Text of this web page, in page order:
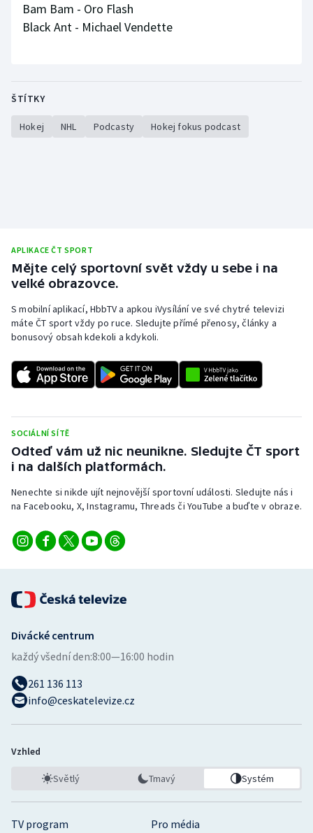
Plážový volejbal
Triatlon
Veslování
Vodní slalom
Ostatní
Bam Bam - Oro Flash
Black Ant - Michael Vendette
ŠTÍTKY
Hokej NHL Podcasty Hokej fokus podcast
APLIKACE ČT SPORT
Mějte celý sportovní svět vždy u sebe i na
velké obrazovce.
S mobilní aplikací, HbbTV a apkou iVysílání ve své chytré televizi
máte ČT sport vždy po ruce. Sledujte přímé přenosy, články a
bonusový obsah kdekoli a kdykoli.
SOCIÁLNÍ SÍTĚ
Odteď vám už nic neunikne. Sledujte ČT sport
i na dalších platformách.
Nenechte si nikde ujít nejnovější sportovní události. Sledujte nás i
na Facebooku, X, Instagramu, Threads či YouTube a buďte v obraze.
TV program
Pro média
Divácké centrum
každý všední den:8:00—16:00 hodin
261 136 113
info@ceskatelevize.cz
Vzhled
Světlý Tmavý Systém